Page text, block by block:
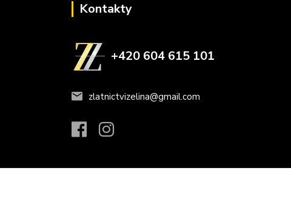
Kontakty
+420 604 615 101
zlatnictvizelina@gmail.com